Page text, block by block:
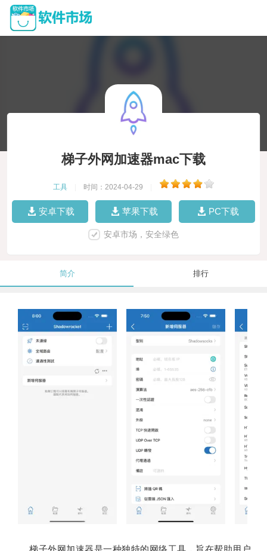
梯子外网加速器mac下载
工具 时间：2024-04-29
安卓下载 苹果下载 PC下载
安卓市场，安全绿色
简介 排行